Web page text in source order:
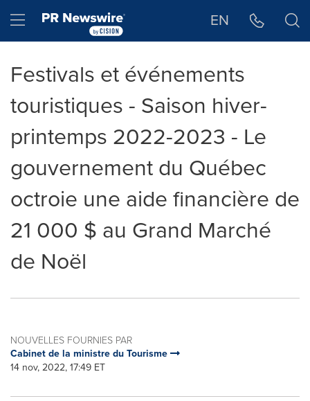
Hamburger menu EN
Festivals et événements
touristiques - Saison hiver-
printemps 2022-2023 - Le
gouvernement du Québec
octroie une aide financière de
21 000 $ au Grand Marché
de Noël
NOUVELLES FOURNIES PAR
Cabinet de la ministre du Tourisme
14 nov, 2022, 17:49 ET